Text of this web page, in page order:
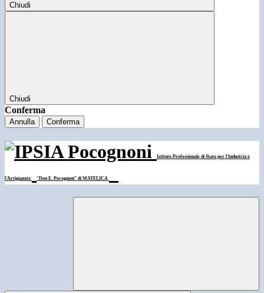
Chiudi
Chiudi
Conferma
Annulla Conferma
Istituto Professionale di Stato per l'Industria e
l'Artigianato "Don E. Pocognoni" di MATELICA